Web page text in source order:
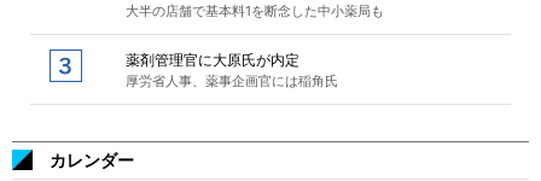
大半の店舗で基本料1を断念した中小薬局も
薬剤管理官に大原氏が内定
厚労省人事、薬事企画官には稲角氏
カレンダー